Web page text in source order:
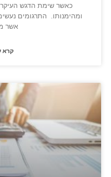
כאשר שימת הדגש
ומהימנותו. התרגומים
אשר
קרא